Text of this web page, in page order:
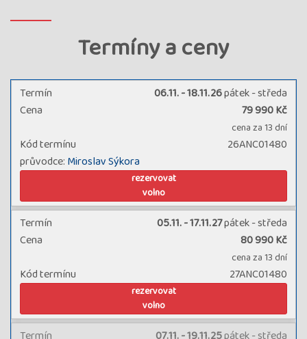
Termíny a ceny
Termín 06.11. - 18.11.26pátek - středa
průvodce: Miroslav Sýkora
Kód termínu 26ANC01480
Cena 79 990 Kč
cena za 13 dní
rezervovat
volno
Termín 05.11. - 17.11.27pátek - středa
Kód termínu 27ANC01480
Cena 80 990 Kč
cena za 13 dní
rezervovat
volno